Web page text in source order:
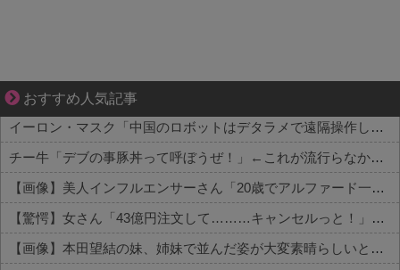
おすすめ人気記事
ぜんぶ私が中心、そう思った瞬間から歪み出す
イーロン・マスク「中国のロボットはデタラメで遠隔操作してるだけ」
チー牛「デブの事豚丼って呼ぼうぜ！」←これが流行らなかった理由
【画像】美人インフルエンサーさん「20歳でアルファード一括で買えちゃう私って素敵」←これってガチなん？それともネタなん？w w w w w w w w w
【驚愕】女さん「43億円注文して………キャンセルっと！」←こいつの目的って一体なんなの？？？？？？？
【画像】本田望結の妹、姉妹で並んだ姿が大変素晴らしいと話題にw w w w w w w